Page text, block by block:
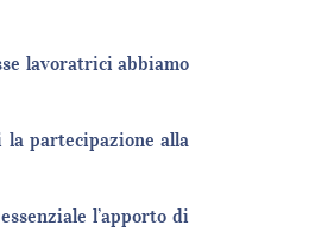
lavoratrici abbiamo
partecipazione alla
l’apporto di